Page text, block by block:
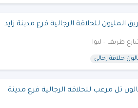
المليون للحلاقة الرجالية فرع مدينة زايد
طريف - ليوا
حلاقة رجالي
تل مرعب للحلاقة الرجالية فرع مدينة